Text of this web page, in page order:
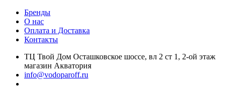
Бренды
О нас
Оплата и Доставка
Контакты
ТЦ Твой Дом Осташковское шоссе, вл 2 ст 1, 2-ой этаж
магазин Акватория
info@vodoparoff.ru